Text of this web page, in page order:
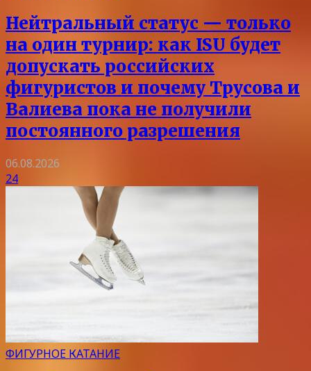
Нейтральный статус — только
на один турнир: как ISU будет
допускать российских
фигуристов и почему Трусова и
Валиева пока не получили
постоянного разрешения
06.08.2026
24
ФИГУРНОЕ КАТАНИЕ